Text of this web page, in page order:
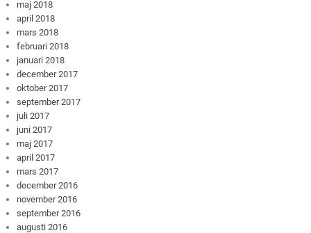
maj 2018
april 2018
mars 2018
februari 2018
januari 2018
december 2017
oktober 2017
september 2017
juli 2017
juni 2017
maj 2017
april 2017
mars 2017
december 2016
november 2016
september 2016
augusti 2016